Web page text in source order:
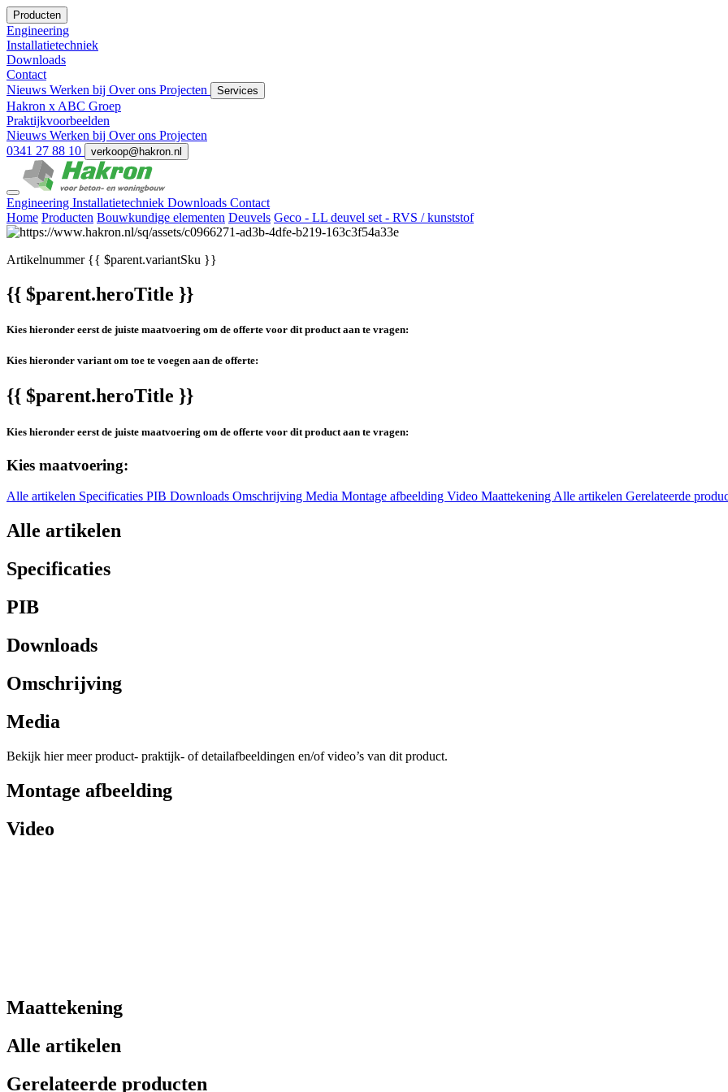
Producten
Engineering
Installatietechniek
Downloads
Contact
Nieuws Werken bij Over ons Projecten Services
Hakron x ABC Groep
Praktijkvoorbeelden
Nieuws Werken bij Over ons Projecten
0341 27 88 10
verkoop@hakron.nl
Engineering Installatietechniek Downloads Contact
Home Producten Bouwkundige elementen Deuvels Geco - LL deuvel set - RVS / kunststof
Artikelnummer{{ $parent.variantSku }}
{{ $parent.heroTitle }}
Kies hieronder eerst de juiste maatvoering om de offerte voor dit product aan te vragen:
Kies hieronder variant om toe te voegen aan de offerte:
{{ $parent.heroTitle }}
Kies hieronder eerst de juiste maatvoering om de offerte voor dit product aan te vragen:
Kies maatvoering:
Alle artikelen Specificaties PIB Downloads Omschrijving Media Montage afbeelding Video MaattekeningAlle artikelen Gerelateerde
Alle artikelen
Specificaties
PIB
Downloads
Omschrijving
Media
Bekijk hier meer product- praktijk- of detailafbeeldingen en/of video’s van dit product.
Montage afbeelding
Video
Maattekening
Alle artikelen
Gerelateerde producten